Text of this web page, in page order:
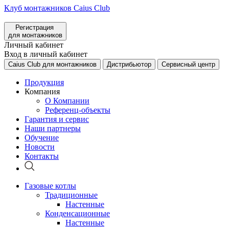
Клуб монтажников Caius Club
Регистрация
для монтажников
Личный кабинет
Вход в личный кабинет
Caius Club для монтажников Дистрибьютор Сервисный центр
Продукция
Компания
О Компании
Референц-объекты
Гарантия и сервис
Наши партнеры
Обучение
Новости
Контакты
Газовые котлы
Традиционные
Настенные
Конденсационные
Настенные